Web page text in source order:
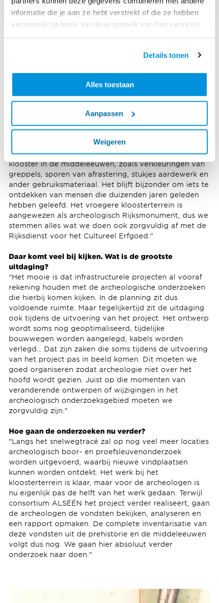
informatie die je aan ze hebt verstrekt of die ze hebben
verzameld op basis van jouw gebruik van hun services.
Details tonen
Alles toestaan
Aanpassen
Weigeren
Wat heeft het team van archeologen tot nu toe
"De meest bijzondere vondsten deden we op een oud
kloosterterrein waar straks een nieuwe
verbindingsweg wordt aangelegd van de A59 naar
gevonden waarmee mensen hun werktuigen maakten.
We weten dus dat mensen op deze plek woonden,
rond 6000 voor Christus. Dat was het mesolithicum,
oftewel de middensteentijd.
Ook hebben we sporen gevonden uit de tijd van het
klooster in de middeleeuwen, zoals verkleuringen van
greppels, sporen van afrastering, stukjes aardewerk en
ander gebruiksmateriaal. Het blijft bijzonder om iets te
ontdekken van mensen die duizenden jaren geleden
hebben geleefd. Het vroegere kloosterterrein is
aangewezen als archeologisch Rijksmonument, dus we
stemmen alles wat we doen ook zorgvuldig af met de
Rijksdienst voor het Cultureel Erfgoed."
Daar komt veel bij kijken. Wat is de grootste
uitdaging?
"Het mooie is dat infrastructurele projecten al vooraf
rekening houden met de archeologische onderzoeken
die hierbij komen kijken. In de planning zit dus
voldoende ruimte. Maar tegelijkertijd zit de uitdaging
ook tijdens de uitvoering van het project. Het ontwerp
wordt soms nog geoptimaliseerd, tijdelijke
bouwwegen worden aangelegd, kabels worden
verlegd… Dat zijn zaken die soms tijdens de uitvoering
van het project pas in beeld komen. Dit moeten we
goed organiseren zodat archeologie niet over het
hoofd wordt gezien. Juist op die momenten van
veranderende ontwerpen of wijzigingen in het
archeologisch onderzoeksgebied moeten we
zorgvuldig zijn."
Hoe gaan de onderzoeken nu verder?
"Langs het snelwegtracé zal op nog veel meer locaties
archeologisch boor- en proefsleuvenonderzoek
worden uitgevoerd, waarbij nieuwe vindplaatsen
kunnen worden ontdekt. Het werk bij het
kloosterterrein is klaar, maar voor de archeologen is
nu eigenlijk pas de helft van het werk gedaan. Terwijl
consortium ALSÉÉN het project verder realiseert, gaan
de archeologen de vondsten bekijken, analyseren en
een rapport opmaken. De complete inventarisatie van
deze vondsten uit de prehistorie en de middeleeuwen
volgt dus nog. We gaan hier absoluut verder
onderzoek naar doen."